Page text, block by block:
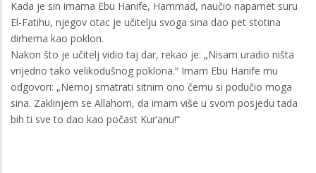
Kada je sin imama Ebu Hanife, Hammad, naučio napamet suru
El-Fatihu, njegov otac je učitelju svoga sina dao pet stotina
dirhema kao poklon.
Nakon što je učitelj vidio taj dar, rekao je: „Nisam uradio ništa
vrijedno tako velikodušnog poklona.“ Imam Ebu Hanife mu
odgovori: „Nemoj smatrati sitnim ono čemu si podučio moga
sina. Zaklinjem se Allahom, da imam više u svom posjedu tada
bih ti sve to dao kao počast Kur’anu!“